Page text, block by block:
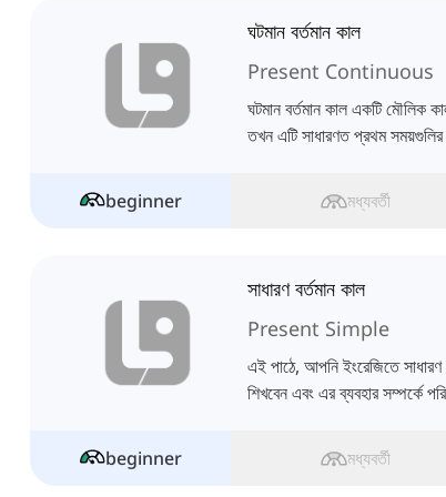
ঘটমান বর্তমান কাল
Present Continuous
ঘটমান বর্তমান কাল একটি
তখন এটি সাধারণত প্রথম
beginner মধ্যবর্তী
সাধারণ বর্তমান কাল
Present Simple
এই পাঠে, আপনি ইংরেজিতে
শিখবেন এবং এর ব্যবহার সম্পর্কে
beginner মধ্যবর্তী